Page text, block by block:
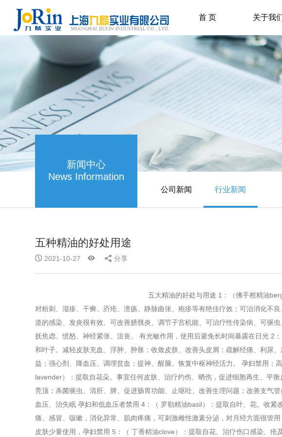
首 页 关于我
新闻中心
News Information
公司新闻 行业新闻
五种精油的好处用途
2021-10-27 分享
五大精油的好处与用途 1：（佛手柑精油bergamot）：
对粉刺、湿疹、干癣、庎疮、溃疡、静脉曲张、疱疹等有绝佳疗效；可治消化不
道的感染、发炎很有效、可改善膀胱炎、调节子宫机能、可治疗性传染病、可驱
抚焦虑、愤怒、神经紧张、沮丧。 有光敏作用，使用后避免长时间暴露在日光 2
和叶子。减轻皮肤充血、浮肿、肿胀；收敛皮肤、改善头皮屑；疏解经痛、利尿
益；强心剂、降血压、调理贫血；提神、醒脑、恢复中枢神经活力。 孕妇禁用；
lavender）：提取自花朵。事宜任何皮肤、治疗灼伤、晒伤，促进细胞再生、平
秃顶；杀菌驱虫、清肝、脾、促进肠胃功能、止呕吐、改善生理问题；改善支气
血压、治失眠 孕妇和低血压者禁用 4：（ 罗勒精油basil）：提取自叶、花。收紧
痛、感冒、咳嗽，消化异常、肌肉疼痛，可刺激雌性激素分泌，对月经方面很管
皮肤少量使用，孕妇禁用 5：（ 丁香精油clove）：提取自花。治疗伤口感染、疮